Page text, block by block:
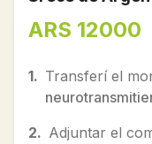
ARS 12000
1. Transferí el
2. Adjuntar el